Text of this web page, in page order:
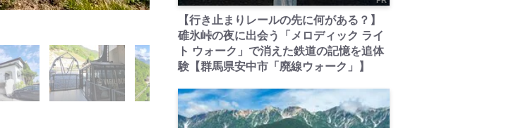
【行き止まりレールの先に何がある？】
碓氷峠の夜に出会う「メロディック ライ
ト ウォーク」で消えた鉄道の記憶を追体
験【群馬県安中市「廃線ウォーク」】